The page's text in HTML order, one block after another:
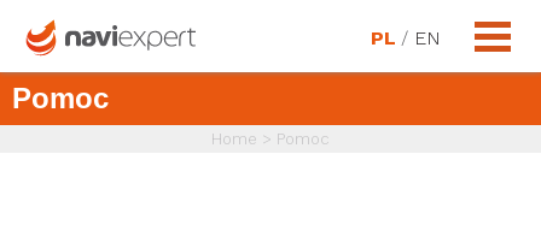
PL / EN
Pomoc
Home > Pomoc